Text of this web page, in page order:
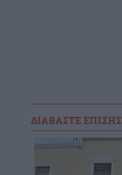
ΔΙΑΒΆΣΤΕ ΕΠΊΣΗΣ